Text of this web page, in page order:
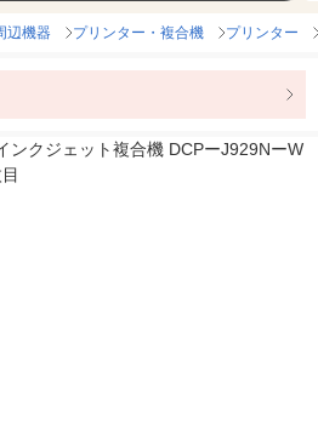
辺機器 プリンター・複合機 プリンター